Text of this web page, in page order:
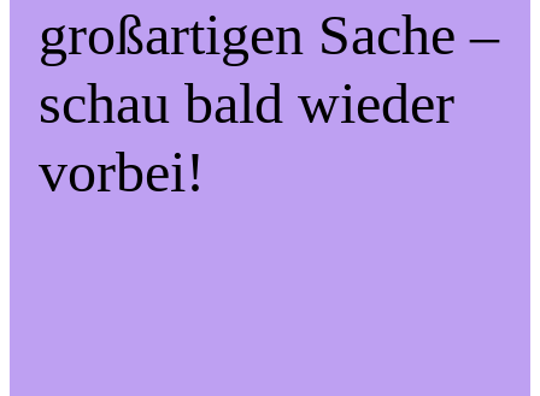
großartigen Sache –
schau bald wieder
vorbei!